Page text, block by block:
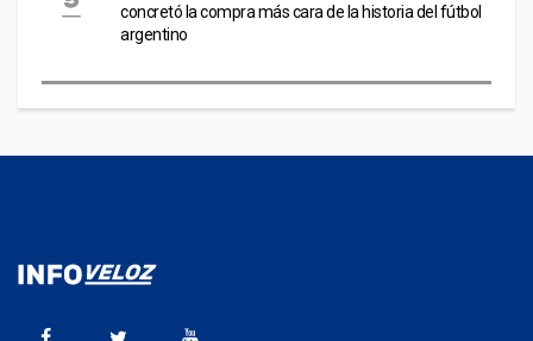
concretó la compra más cara de la historia del fútbol
argentino